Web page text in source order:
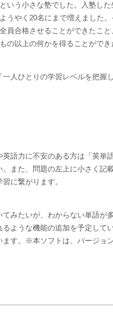
う小さな塾でした。入塾し
やく20名にまで増えました
員合格させることができたこ
以上の何かを得ることがで
人ひとりの学習レベルを把握
語力に不安のある方は「英単
また、問題の左上に小さく記
に繋がります。
みたいが、わからない単語が
ような機能の追加を予定して
す。※本ソフトは、バージョ